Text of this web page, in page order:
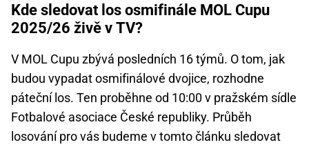
Kde sledovat los osmifinále MOL Cupu
2025/26 živě v TV?
V MOL Cupu zbývá posledních 16 týmů. O tom, jak
budou vypadat osmifinálové dvojice, rozhodne
páteční los. Ten proběhne od 10:00 v pražském sídle
Fotbalové asociace České republiky. Průběh
losování pro vás budeme v tomto článku sledovat